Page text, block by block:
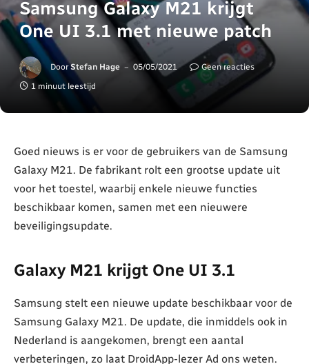
Samsung Galaxy M21 krijgt
One UI 3.1 met nieuwe patch
Door Stefan Hage 05/05/2021
Geen reacties
1 minuut leestijd
Goed nieuws is er voor de gebruikers van de Samsung
Galaxy M21. De fabrikant rolt een grootse update uit
voor het toestel, waarbij enkele nieuwe functies
beschikbaar komen, samen met een nieuwere
beveiligingsupdate.
Galaxy M21 krijgt One UI 3.1
Samsung stelt een nieuwe update beschikbaar voor de
Samsung Galaxy M21. De update, die inmiddels ook in
Nederland is aangekomen, brengt een aantal
verbeteringen, zo laat DroidApp-lezer Ad ons weten.